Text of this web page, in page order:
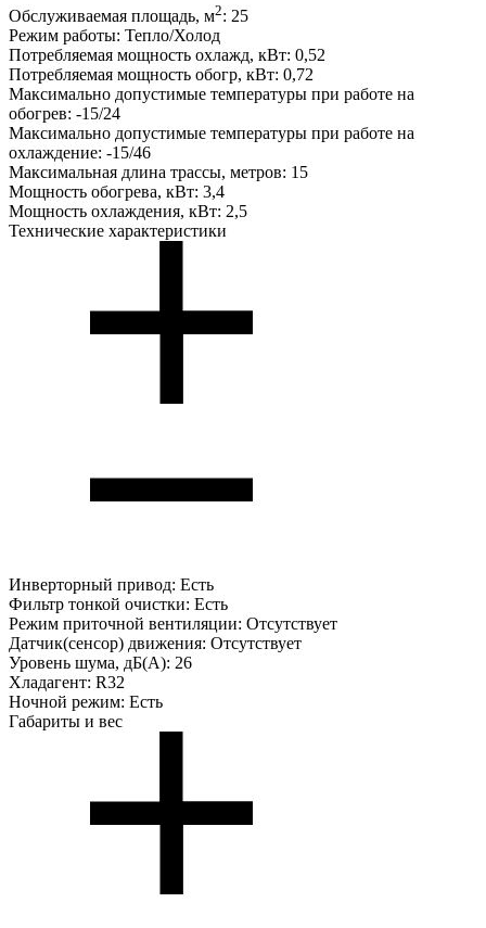
Обслуживаемая площадь, м2: 25
Режим работы: Тепло/Холод
Потребляемая мощность охлажд, кВт: 0,52
Потребляемая мощность обогр, кВт: 0,72
Максимально допустимые температуры при работе на
обогрев: -15/24
Максимально допустимые температуры при работе на
охлаждение: -15/46
Максимальная длина трассы, метров: 15
Мощность обогрева, кВт: 3,4
Мощность охлаждения, кВт: 2,5
Технические характеристики
Инверторный привод: Есть
Фильтр тонкой очистки: Есть
Режим приточной вентиляции: Отсутствует
Датчик(сенсор) движения: Отсутствует
Уровень шума, дБ(А): 26
Хладагент: R32
Ночной режим: Есть
Габариты и вес